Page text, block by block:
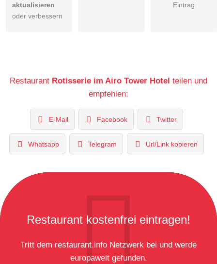
aktualisieren
oder verbessern
Eintrag
Restaurant Rotisserie im Airo Tower Hotel teilen und
empfehlen:
E-Mail Facebook Twitter
Whatsapp Telegram Url/Link kopieren
Restaurant kostenfrei eintragen!
Tritt dem restaurant.info Netzwerk bei und werde
europaweit gefunden.